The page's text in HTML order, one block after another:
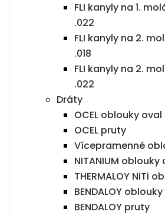
FLI kanyly na 1.
.022
FLI kanyly na 2.
.018
FLI kanyly na 2.
.022
Dráty
OCEL oblouky oval
OCEL pruty
Vícepramenné
NITANIUM oblouky
THERMALOY NiTi
BENDALOY oblouky
BENDALOY pruty